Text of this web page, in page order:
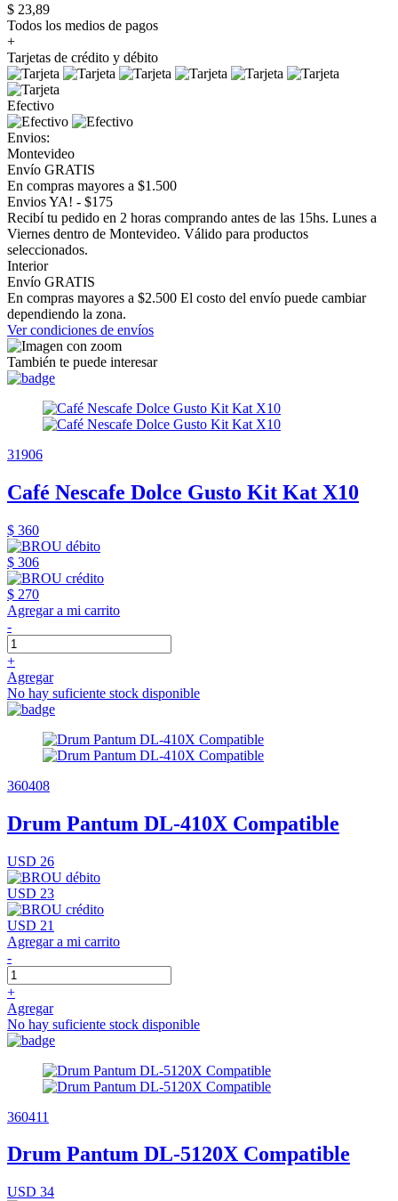
$ 23,89
Todos los medios de pagos
+
Tarjetas de crédito y débito
Efectivo
Envios:
Montevideo
Envío GRATIS
En compras mayores a $1.500
Envios YA! - $175
Recibí tu pedido en 2 horas comprando antes de las 15hs. Lunes a
Viernes dentro de Montevideo. Válido para productos
seleccionados.
Interior
Envío GRATIS
En compras mayores a $2.500 El costo del envío puede cambiar
dependiendo la zona.
Ver condiciones de envíos
También te puede interesar
31906
Café Nescafe Dolce Gusto Kit Kat X10
$ 360
$ 306
$ 270
Agregar a mi carrito
-
+
Agregar
No hay suficiente stock disponible
360408
Drum Pantum DL-410X Compatible
USD 26
USD 23
USD 21
Agregar a mi carrito
-
+
Agregar
No hay suficiente stock disponible
360411
Drum Pantum DL-5120X Compatible
USD 34